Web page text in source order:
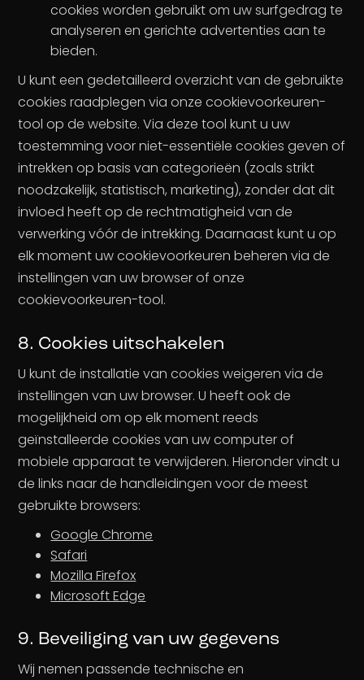
cookies worden gebruikt om uw surfgedrag te
analyseren en gerichte advertenties aan te
bieden.
U kunt een gedetailleerd overzicht van de gebruikte
cookies raadplegen via onze cookievoorkeuren-
tool op de website. Via deze tool kunt u uw
toestemming voor niet-essentiële cookies geven of
intrekken op basis van categorieën (zoals strikt
noodzakelijk, statistisch, marketing), zonder dat dit
invloed heeft op de rechtmatigheid van de
verwerking vóór de intrekking. Daarnaast kunt u op
elk moment uw cookievoorkeuren beheren via de
instellingen van uw browser of onze
cookievoorkeuren-tool.
8. Cookies uitschakelen
U kunt de installatie van cookies weigeren via de
instellingen van uw browser. U heeft ook de
mogelijkheid om op elk moment reeds
geïnstalleerde cookies van uw computer of
mobiele apparaat te verwijderen. Hieronder vindt u
de links naar de handleidingen voor de meest
gebruikte browsers:
Google Chrome
Safari
Mozilla Firefox
Microsoft Edge
9. Beveiliging van uw gegevens
Wij nemen passende technische en